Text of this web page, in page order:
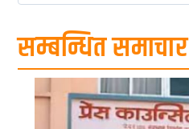
सम्बन्धित समाचार